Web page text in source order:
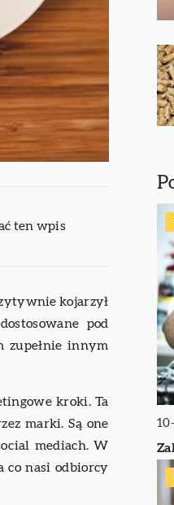
ten wpis
kojarzył
pod
zupełnie innym
kroki. Ta
marki. Są one
mediach. W
co nasi odbiorcy